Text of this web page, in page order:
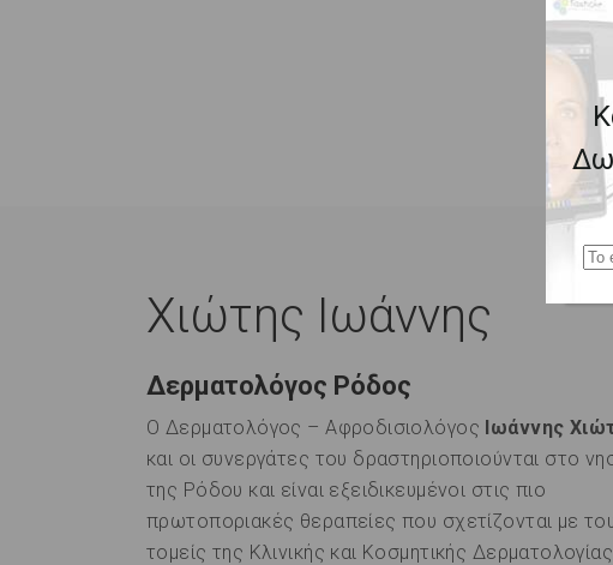
Χιώτης Ιωάννης
Δερματολόγος Ρόδος
Ο Δερματολόγος – Αφροδισιολόγος Ιωάννης
και οι συνεργάτες του δραστηριοποιούνται στο
της Ρόδου και είναι εξειδικευμένοι στις πιο
πρωτοποριακές θεραπείες που σχετίζονται με
τομείς της Κλινικής και Κοσμητικής